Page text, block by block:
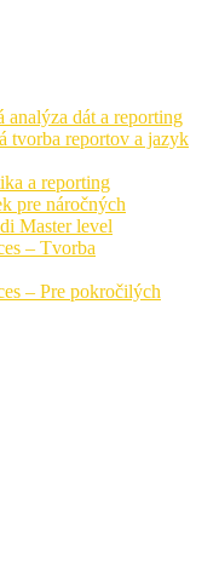
dát a reporting
tvorba reportov a jazyk
a reporting
pre náročných
Master level
– Tvorba
– Pre pokročilých